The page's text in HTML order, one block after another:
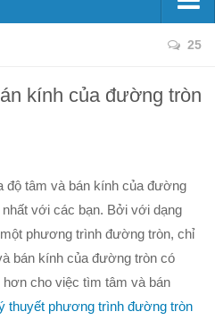
trình
và ứng dụng
phẳng
25
kính của đường tròn
độ tâm và bán kính của đường
với các bạn. Bởi với dạng
phương trình đường tròn, chỉ
bán kính của đường tròn có
cho việc tìm tâm và bán
thuyết phương trình đường tròn